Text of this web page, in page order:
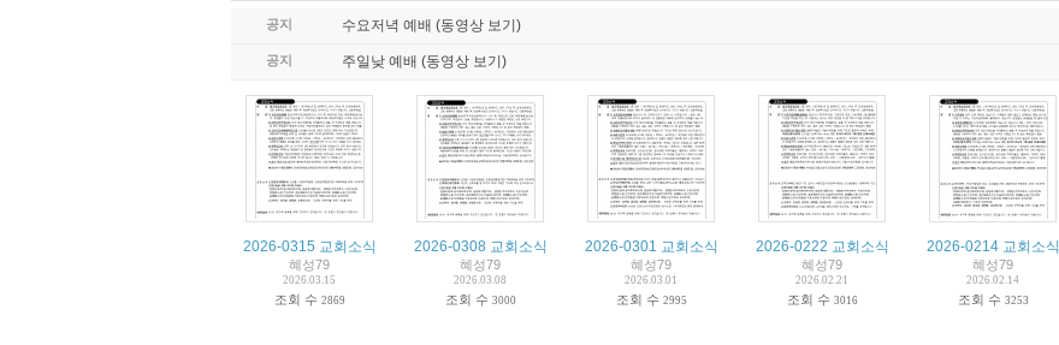
공지 수요저녁 예배 (동영상 보기)
공지 주일낮 예배 (동영상 보기)
2026-0315 교회소식
혜성79
2026.03.15
조회 수 2869
2026-0308 교회소식
혜성79
2026.03.08
조회 수 3000
2026-0301 교회소식
혜성79
2026.03.01
조회 수 2995
2026-0222 교회소식
혜성79
2026.02.21
조회 수 3016
2026-0214 교회소식
혜성79
2026.02.14
조회 수 3253